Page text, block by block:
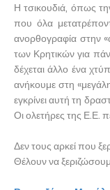
Η τσικουδιά, όπως
που όλα
ανορθογραφία στην
των Κρητικών για
δέχεται άλλο ένα
ανήκουμε στη
εγκρίνει αυτή τη
Οι ολετήρες της Ε.Ε.
Δεν τους αρκεί που
Θέλουν να